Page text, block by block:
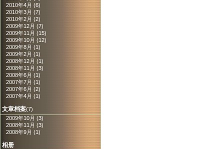
2010年4月 (6)
2010年3月 (7)
2010年2月 (2)
2009年12月 (7)
2009年11月 (15)
2009年10月 (12)
2009年8月 (1)
2009年2月 (1)
2008年12月 (1)
2008年11月 (3)
2008年6月 (1)
2007年7月 (1)
2007年6月 (2)
2007年4月 (1)
文章档案(7)
2009年10月 (3)
2008年11月 (3)
2008年9月 (1)
相册